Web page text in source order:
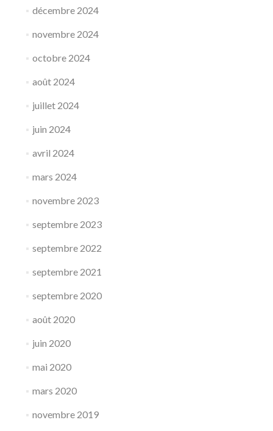
décembre 2024
novembre 2024
octobre 2024
août 2024
juillet 2024
juin 2024
avril 2024
mars 2024
novembre 2023
septembre 2023
septembre 2022
septembre 2021
septembre 2020
août 2020
juin 2020
mai 2020
mars 2020
novembre 2019